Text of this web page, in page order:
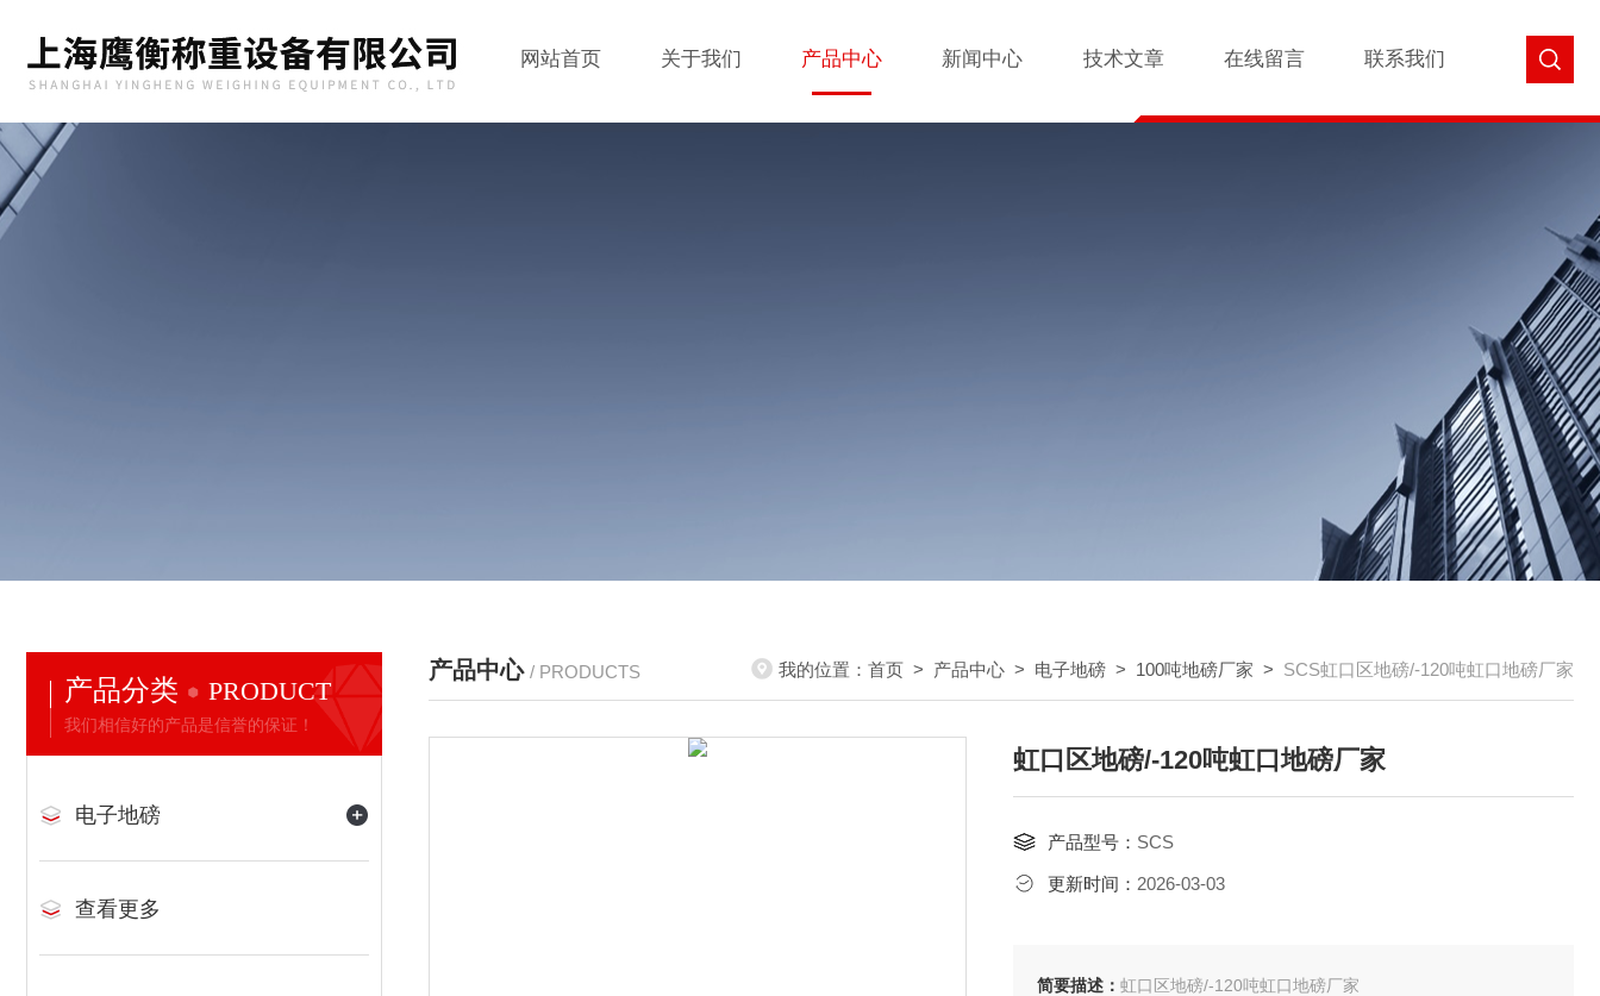
网站首页 关于我们 产品中心 新闻中心 技术文章 在线留言 联系我们
产品分类 PRODUCT
我们相信好的产品是信誉的保证！
电子地磅
查看更多
产品中心 / PRODUCTS 我的位置： 首页 > 产品中心 > 电子地磅 > 100吨地磅厂家 > SCS虹口区地磅/-120吨虹口地磅厂家
虹口区地磅/-120吨虹口地磅厂家
产品型号： SCS
更新时间： 2026-03-03
简要描述： 虹口区地磅/-120吨虹口地磅厂家